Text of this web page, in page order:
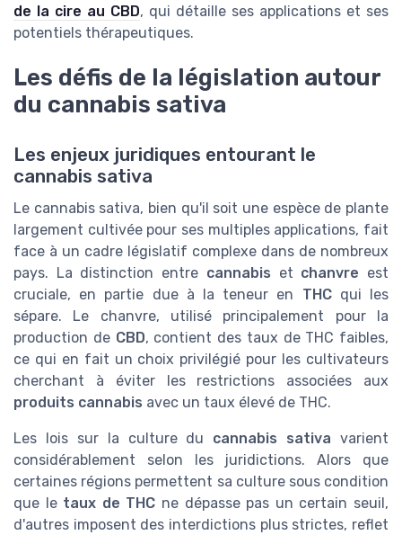
de la cire au CBD, qui détaille ses applications et ses
potentiels thérapeutiques.
Les défis de la législation autour
du cannabis sativa
Les enjeux juridiques entourant le
cannabis sativa
Le cannabis sativa, bien qu'il soit une espèce de plante
largement cultivée pour ses multiples applications, fait
face à un cadre législatif complexe dans de nombreux
pays. La distinction entre cannabis et chanvre est
cruciale, en partie due à la teneur en THCqui les
sépare. Le chanvre, utilisé principalement pour la
production de CBD, contient des taux de THC faibles,
ce qui en fait un choix privilégié pour les cultivateurs
cherchant à éviter les restrictions associées aux
produits cannabis avec un taux élevé de THC.
Les lois sur la culture du cannabis sativa varient
considérablement selon les juridictions. Alors que
certaines régions permettent sa culture sous condition
que le taux de THC ne dépasse pas un certain seuil,
d'autres imposent des interdictions plus strictes, reflet